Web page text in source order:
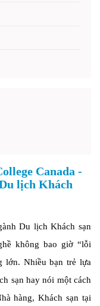
Canada -
lịch Khách
Du lịch Khách sạn
không bao giờ “lỗi
lớn. Nhiều bạn trẻ lựa
sạn hay nói một cách
hàng, Khách sạn tại